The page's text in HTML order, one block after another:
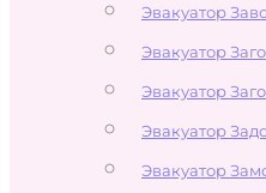
Эвакуатор
Эвакуатор
Эвакуатор
Эвакуатор
Эвакуатор